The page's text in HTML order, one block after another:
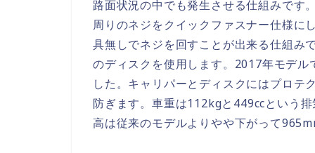
路面状況の中でも発生させる仕組みです
周りのネジをクイックファスナー仕様に
具無しでネジを回すことが出来る仕組
のディスクを使用します。2017年モデ
した。キャリパーとディスクにはプロテ
防ぎます。車重は112kgと449ccという
高は従来のモデルよりやや下がって